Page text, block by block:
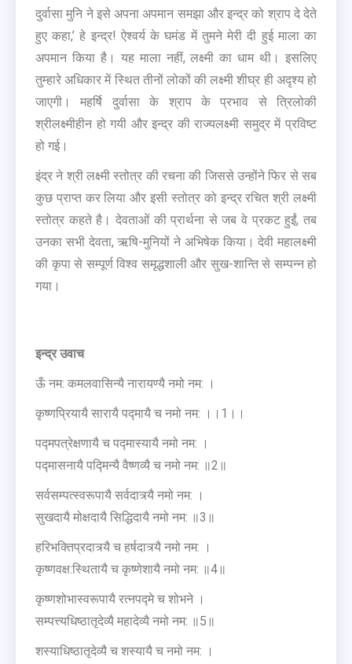
दुर्वासा मुनि ने इसे अपना अपमान समझा और इन्द्र को श्राप दे देते
हुए कहा,’ हे इन्द्र! ऐश्वर्य के घमंड में तुमने मेरी दी हुई माला का
अपमान किया है। यह माला नहीं, लक्ष्मी का धाम थी। इसलिए
तुम्हारे अधिकार में स्थित तीनों लोकों की लक्ष्मी शीघ्र ही अदृश्य हो
जाएगी। महर्षि दुर्वासा के श्राप के प्रभाव से त्रिलोकी
श्रीलक्ष्मीहीन हो गयी और इन्द्र की राज्यलक्ष्मी समुद्र में प्रविष्ट
हो गई।
इंद्र ने श्री लक्ष्मी स्तोत्र की रचना की जिससे उन्होंने फिर से सब
कुछ प्राप्त कर लिया और इसी स्तोत्र को इन्द्र रचित श्री लक्ष्मी
स्तोत्र कहते है। देवताओं की प्रार्थना से जब वे प्रकट हुईं, तब
उनका सभी देवता, ऋषि-मुनियों ने अभिषेक किया। देवी महालक्ष्मी
की कृपा से सम्पूर्ण विश्व समृद्धशाली और सुख-शान्ति से सम्पन्न हो
गया।
इन्द्र उवाच
ऊँ नम: कमलवासिन्यै नारायण्यै नमो नम: ।
कृष्णप्रियायै सारायै पद्मायै च नमो नम: ।।1।।
पद्मपत्रेक्षणायै च पद्मास्यायै नमो नम: ।
पद्मासनायै पद्मिन्यै वैष्णव्यै च नमो नम: ॥2॥
सर्वसम्पत्स्वरूपायै सर्वदात्र्यै नमो नम: ।
सुखदायै मोक्षदायै सिद्धिदायै नमो नम: ॥3॥
हरिभक्तिप्रदात्र्यै च हर्षदात्र्यै नमो नम: ।
कृष्णवक्ष:स्थितायै च कृष्णेशायै नमो नम: ॥4॥
कृष्णशोभास्वरूपायै रत्नपद्मे च शोभने ।
सम्पत्त्यधिष्ठातृदेव्यै महादेव्यै नमो नम: ॥5॥
शस्याधिष्ठातृदेव्यै च शस्यायै च नमो नम: ।